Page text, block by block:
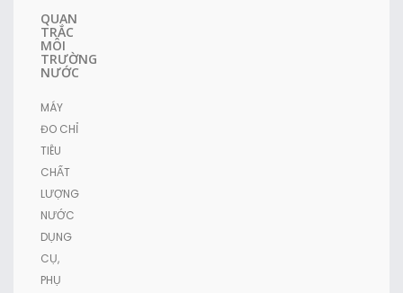
QUAN
TRẮC
MÔI
TRƯỜNG
NƯỚC
MÁY
ĐO CHỈ
TIÊU
CHẤT
LƯỢNG
NƯỚC
DỤNG
CỤ,
PHỤ